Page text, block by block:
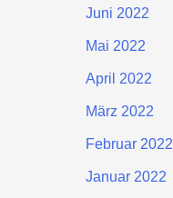
Juni 2022
Mai 2022
April 2022
März 2022
Februar 2022
Januar 2022